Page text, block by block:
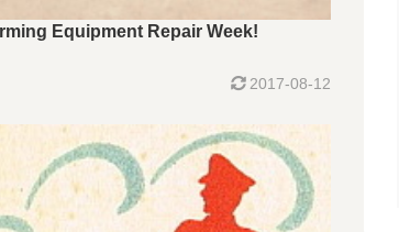
Equipment Repair Week!
2017-08-12